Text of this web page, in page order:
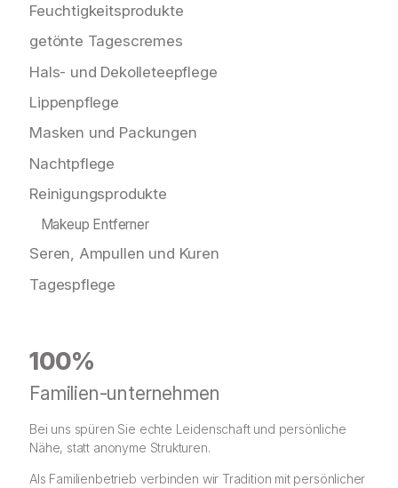
Feuchtigkeitsprodukte
getönte Tagescremes
Hals- und De­kolle­teepflege
Lippenpflege
Masken und Packungen
Nachtpflege
Reinigungsprodukte
Makeup Entferner
Seren, Ampullen und Kuren
Tagespflege
100%
Familien-unternehmen
Bei uns spüren Sie echte Leidenschaft und persönliche
Nähe, statt anonyme Strukturen.
Als Familienbetrieb verbinden wir Tradition mit persönlicher